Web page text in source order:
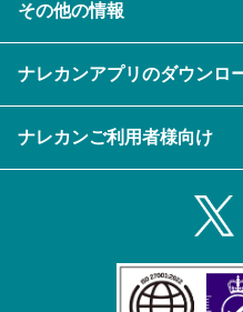
ご利用企業様の声
セキュリティ
資料をダウンロードする
メール自動転送機能
充実サポート
その他の情報
セミナー一覧
プライバシーポリシー
ナレカンアプリのダウンロ
Androidタブレットアプリ
ナレカンご利用者様向け